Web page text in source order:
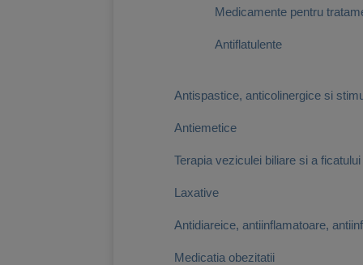
Medicamente pentru
Antiflatulente
Antispastice, anticolinergice si
Antiemetice
Terapia veziculei biliare si a ficatului
Laxative
Antidiareice, antiinflamatoare,
Medicatia obezitatii